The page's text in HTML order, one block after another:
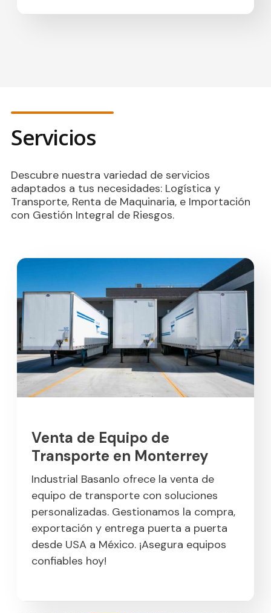
Servicios
Descubre nuestra variedad de servicios
adaptados a tus necesidades: Logística y
Transporte, Renta de Maquinaria, e Importación
con Gestión Integral de Riesgos.
Venta de Equipo de
Transporte en Monterrey
Industrial Basanlo ofrece la venta de
equipo de transporte con soluciones
personalizadas. Gestionamos la compra,
exportación y entrega puerta a puerta
desde USA a México. ¡Asegura equipos
confiables hoy!